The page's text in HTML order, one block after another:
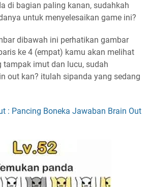
di bagian paling kanan, sudahkah
untuk menyelesaikan game ini?
dibawah ini perhatikan gambar
ke 4 (empat) kamu akan melihat
tampak imut dan lucu, sudah
out kan? itulah sipanda yang sedang
: Pancing Boneka Jawaban Brain Out